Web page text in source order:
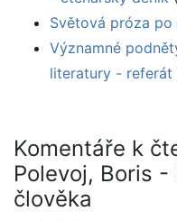
Světová próza
Významné
literatury - referát
Komentáře k
Polevoj, Boris
člověka